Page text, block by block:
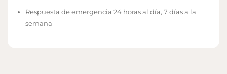
Respuesta de emergencia 24 horas al día, 7 días a la
semana